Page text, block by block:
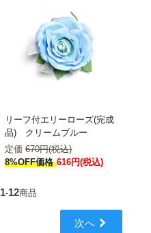
リーフ付エリーローズ(完成
品) クリームブルー
定価 670円(税込)
8%OFF価格 616円(税込)
1-12商品
次へ